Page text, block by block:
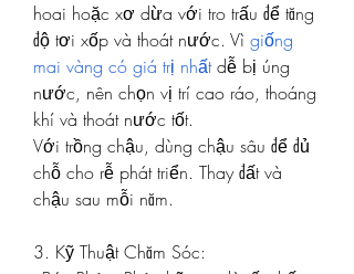
hoai hoặc xơ dừa với tro trấu để tăng
độ tơi xốp và thoát nước. Vì giống
mai vàng có giá trị nhất dễ bị úng
nước, nên chọn vị trí cao ráo, thoáng
khí và thoát nước tốt.
Với trồng chậu, dùng chậu sâu để đủ
chỗ cho rễ phát triển. Thay đất và
chậu sau mỗi năm.
3. Kỹ Thuật Chăm Sóc: